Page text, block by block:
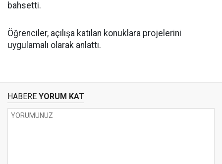
bahsetti.
Öğrenciler, açılışa katılan konuklara projelerini
uygulamalı olarak anlattı.
HABERE YORUM KAT